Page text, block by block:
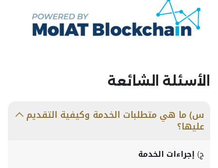
الأسئلة الشائعة
س) ما هي متطلبات الخدمة وكيفية التقديم
عليها؟
ج) إجراءات الخدمة